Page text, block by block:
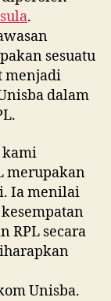
.
sesuatu
menjadi
dalam
kami
merupakan
Ia menilai
RPL secara
Unisba.